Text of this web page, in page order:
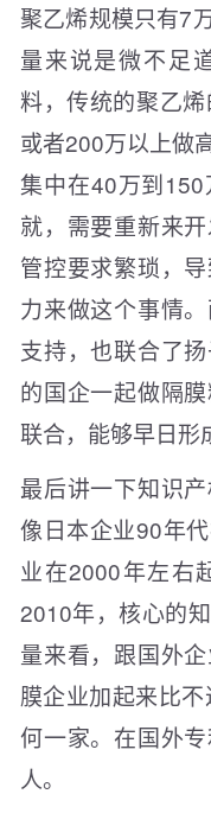
聚乙烯规模只有7
量来说是微不足
料，传统的聚乙烯
或者200万以上做
集中在40万到
就，需要重新来
管控要求繁琐，
力来做这个事情
支持，也联合了
的国企一起做隔
联合，能够早日形
最后讲一下知识
像日本企业90年
业在2000年左右
2010年，核心的
量来看，跟国外
膜企业加起来比
何一家。在国外
人。